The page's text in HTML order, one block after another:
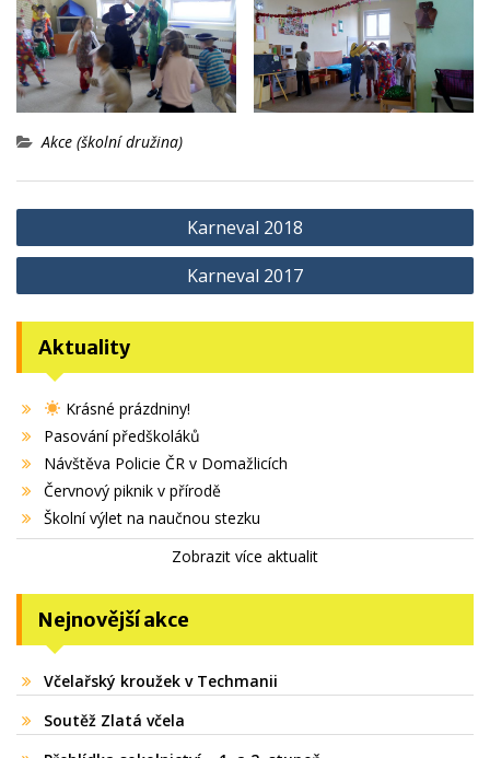
Akce (školní družina)
Navigace
pro
Karneval 2018
Karneval 2017
Aktuality
Krásné prázdniny!
Pasování předškoláků
Návštěva Policie ČR v Domažlicích
Červnový piknik v přírodě
Školní výlet na naučnou stezku
Zobrazit více aktualit
Nejnovější akce
Včelařský kroužek v Techmanii
Soutěž Zlatá včela